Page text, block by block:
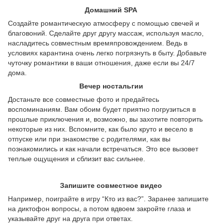
Домашний SPA
Создайте романтическую атмосферу с помощью свечей и
благовоний. Сделайте друг другу массаж, используя масло,
насладитесь совместным времяпровождением. Ведь в
условиях карантина очень легко погрязнуть в быту. Добавьте
чуточку романтики в ваши отношения, даже если вы 24/7
дома.
Вечер ностальгии
Достаньте все совместные фото и предайтесь
воспоминаниям. Вам обоим будет приятно погрузиться в
прошлые приключения и, возможно, вы захотите повторить
некоторые из них. Вспомните, как было круто и весело в
отпуске или при знакомстве с родителями, как вы
познакомились и как начали встречаться. Это все вызовет
теплые ощущения и сблизит вас сильнее.
Запишите совместное видео
Например, поиграйте в игру “Кто из вас?”. Заранее запишите
на диктофон вопросы, а потом вдвоем закройте глаза и
указывайте друг на друга при ответах.